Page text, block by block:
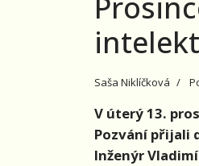
Saša Niklíčková
V úterý 13.
Pozvání přijali
Inženýr